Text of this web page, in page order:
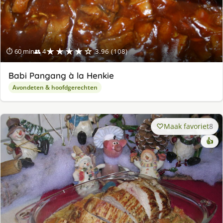
⏱ 60 min👥 4★★★★☆ 3.96 (108)
Babi Pangang à la Henkie
Avondeten & hoofdgerechten
Maak favoriet8
👍